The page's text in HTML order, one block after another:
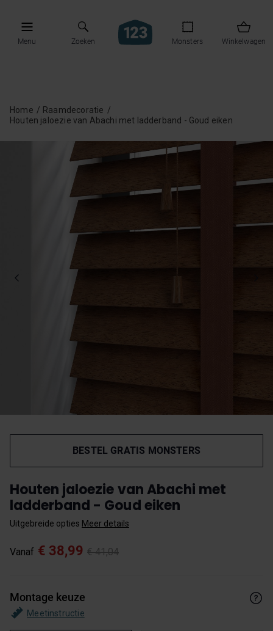
Menu Zoeken Monsters Winkelwagen
Home
Raamdecoratie
Houten jaloezie van Abachi met ladderband - Goud eiken
BESTEL GRATIS MONSTERS
Houten jaloezie van Abachi met
ladderband - Goud eiken
Uitgebreide opties Meer details
Vanaf € 41,04
€ 38,99
Montage keuze
Meetinstructie